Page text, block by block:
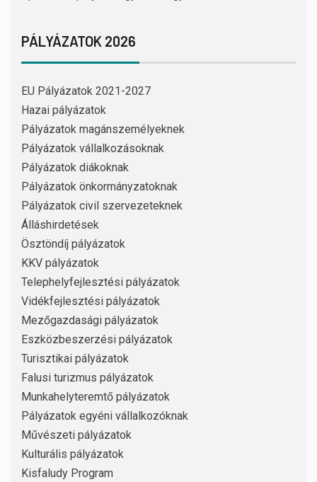
PÁLYÁZATOK 2026
EU Pályázatok 2021-2027
Hazai pályázatok
Pályázatok magánszemélyeknek
Pályázatok vállalkozásoknak
Pályázatok diákoknak
Pályázatok önkormányzatoknak
Pályázatok civil szervezeteknek
Álláshirdetések
Ösztöndíj pályázatok
KKV pályázatok
Telephelyfejlesztési pályázatok
Vidékfejlesztési pályázatok
Mezőgazdasági pályázatok
Eszközbeszerzési pályázatok
Turisztikai pályázatok
Falusi turizmus pályázatok
Munkahelyteremtő pályázatok
Pályázatok egyéni vállalkozóknak
Művészeti pályázatok
Kulturális pályázatok
Kisfaludy Program